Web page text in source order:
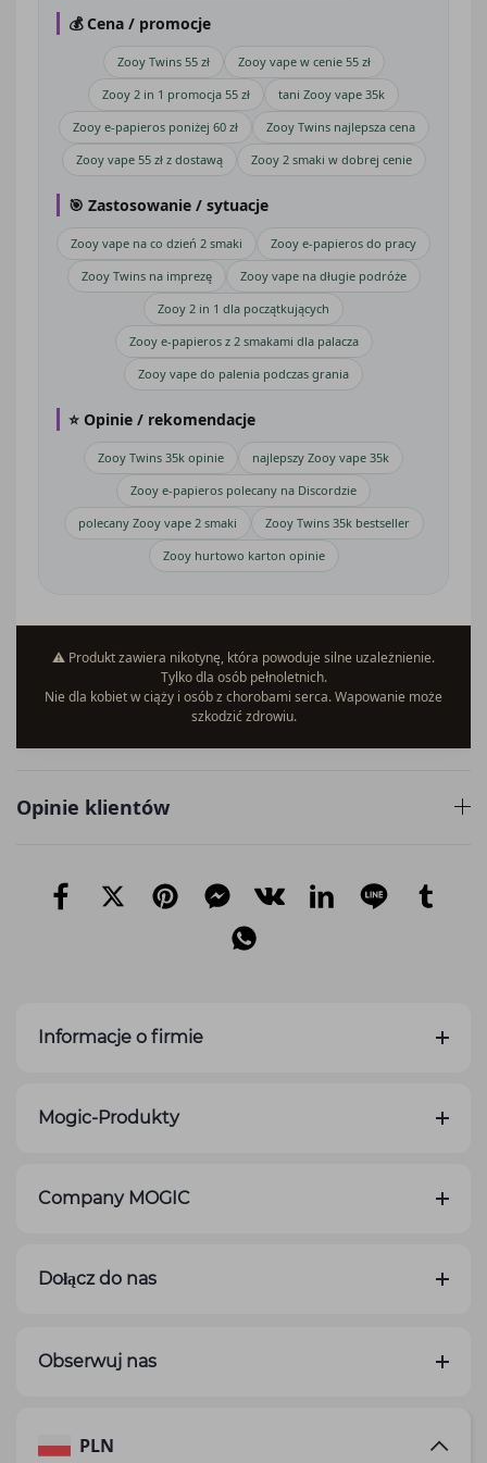
💰 Cena / promocje
Zooy Twins 55 zł
Zooy vape w cenie 55 zł
Zooy 2 in 1 promocja 55 zł
tani Zooy vape 35k
Zooy e-papieros poniżej 60 zł
Zooy Twins najlepsza cena
Zooy vape 55 zł z dostawą
Zooy 2 smaki w dobrej cenie
🎯 Zastosowanie / sytuacje
Zooy vape na co dzień 2 smaki
Zooy e-papieros do pracy
Zooy Twins na imprezę
Zooy vape na długie podróże
Zooy 2 in 1 dla początkujących
Zooy e-papieros z 2 smakami dla palacza
Zooy vape do palenia podczas grania
⭐ Opinie / rekomendacje
Zooy Twins 35k opinie
najlepszy Zooy vape 35k
Zooy e-papieros polecany na Discordzie
polecany Zooy vape 2 smaki
Zooy Twins 35k bestseller
Zooy hurtowo karton opinie
⚠️ Produkt zawiera nikotynę, która powoduje silne uzależnienie.
Tylko dla osób pełnoletnich.
Nie dla kobiet w ciąży i osób z chorobami serca. Wapowanie może
szkodzić zdrowiu.
Opinie klientów
Informacje o firmie
Mogic-Produkty
Company MOGIC
Dołącz do nas
Obserwuj nas
PLN